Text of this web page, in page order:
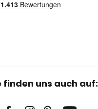
finden uns auch auf: